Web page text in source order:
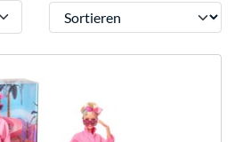
Sortieren